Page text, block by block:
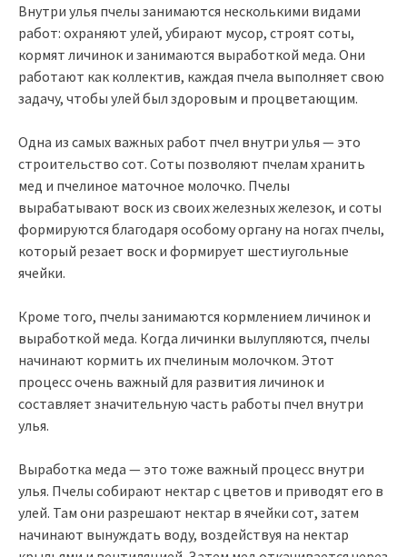
Внутри улья пчелы занимаются несколькими видами
работ: охраняют улей, убирают мусор, строят соты,
кормят личинок и занимаются выработкой меда. Они
работают как коллектив, каждая пчела выполняет свою
задачу, чтобы улей был здоровым и процветающим.
Одна из самых важных работ пчел внутри улья — это
строительство сот. Соты позволяют пчелам хранить
мед и пчелиное маточное молочко. Пчелы
вырабатывают воск из своих железных железок, и соты
формируются благодаря особому органу на ногах пчелы,
который резает воск и формирует шестиугольные
ячейки.
Кроме того, пчелы занимаются кормлением личинок и
выработкой меда. Когда личинки вылупляются, пчелы
начинают кормить их пчелиным молочком. Этот
процесс очень важный для развития личинок и
составляет значительную часть работы пчел внутри
улья.
Выработка меда — это тоже важный процесс внутри
улья. Пчелы собирают нектар с цветов и приводят его в
улей. Там они разрешают нектар в ячейки сот, затем
начинают вынуждать воду, воздействуя на нектар